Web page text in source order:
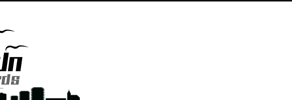
Steeltown Records – East ain`t
| BOOKING